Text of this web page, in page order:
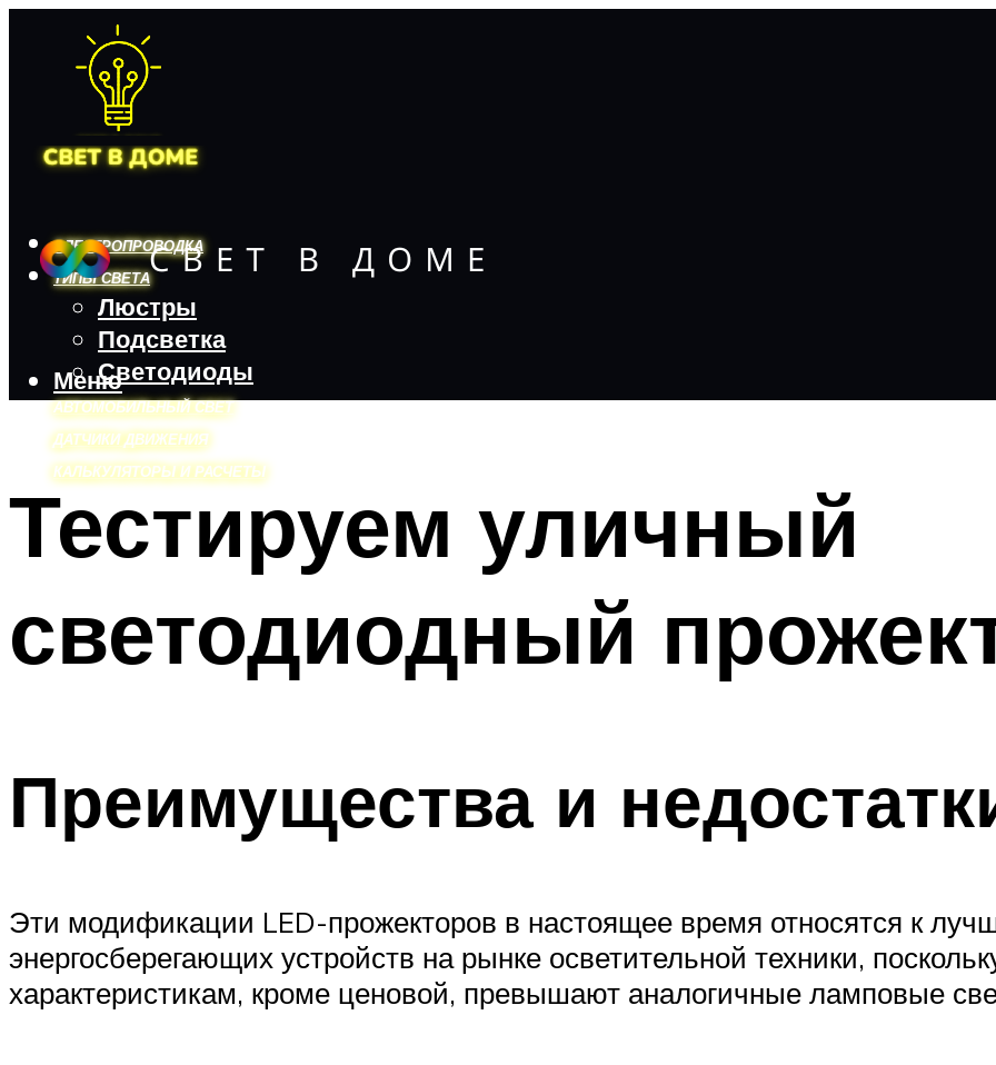
ЭЛЕКТРОПРОВОДКА
ТИПЫ СВЕТА
Люстры
Подсветка
Светодиоды
АВТОМОБИЛЬНЫЙ СВЕТ
ДАТЧИКИ ДВИЖЕНИЯ
КАЛЬКУЛЯТОРЫ И РАСЧЕТЫ
Меню
Меню
Тестируем уличный
светодиодный
Преимущества и
Эти модификации LED-прожекторов в настоящее время относятся к
энергосберегающих устройств на рынке осветительной техники,
характеристикам, кроме ценовой, превышают аналогичные ламповые